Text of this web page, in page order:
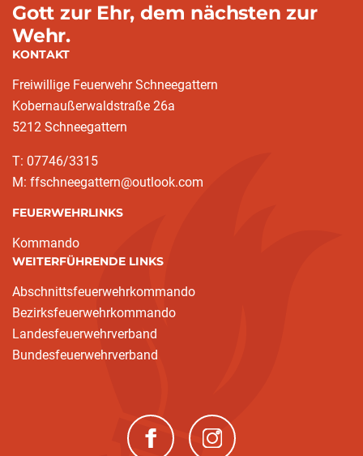
Gott zur Ehr, dem nächsten zur
Wehr.
KONTAKT
Freiwillige Feuerwehr Schneegattern
Kobernaußerwaldstraße 26a
5212 Schneegattern
T: 07746/3315
M: ffschneegattern@outlook.com
FEUERWEHRLINKS
Kommando
WEITERFÜHRENDE LINKS
Abschnittsfeuerwehrkommando
Bezirksfeuerwehrkommando
Landesfeuerwehrverband
Bundesfeuerwehrverband